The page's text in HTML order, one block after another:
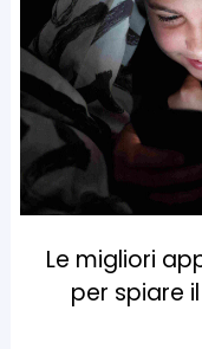
Le migliori
per spiare